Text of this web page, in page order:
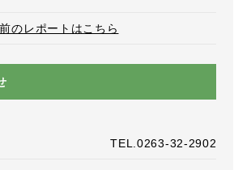
のレポートはこちら
TEL.0263-32-2902